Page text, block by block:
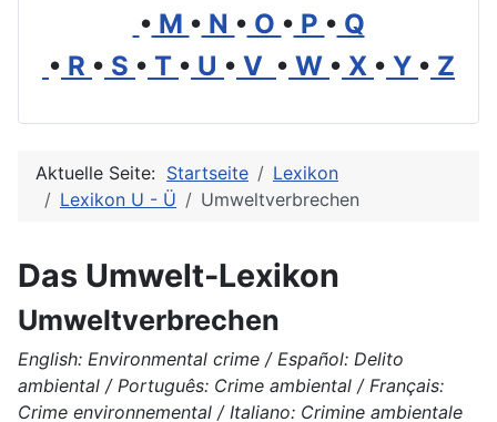
• M • N • O • P • Q
• R • S • T • U • V • W • X • Y • Z
Aktuelle Seite: Startseite
Lexikon
Lexikon U - Ü
Umweltverbrechen
Das Umwelt-Lexikon
Umweltverbrechen
English: Environmental crime / Español: Delito
ambiental / Português: Crime ambiental / Français:
Crime environnemental / Italiano: Crimine ambientale